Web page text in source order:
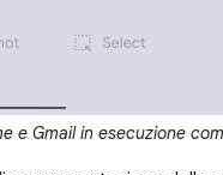
e Gmail in esecuzione